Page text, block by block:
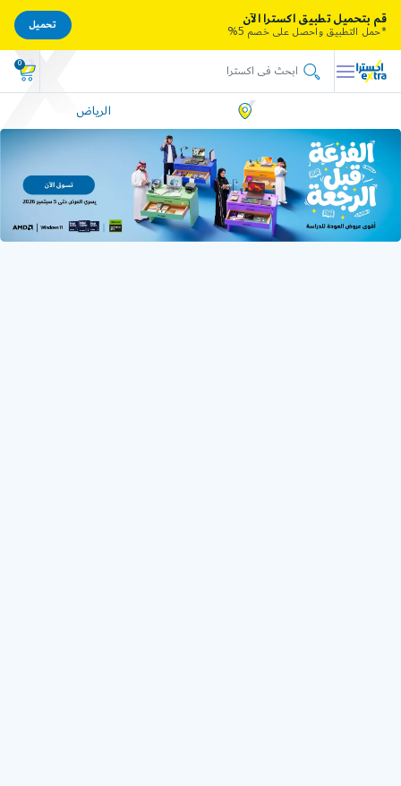
0
الرياض
قم بتحميل تطبيق اكسترا الآن
*حمل التطبيق واحصل على خصم 5%
تحميل